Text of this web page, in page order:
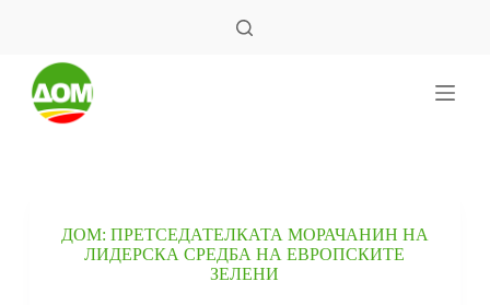
ДОМ: ПРЕТСЕДАТЕЛКАТА МОРАЧАНИН НА
ЛИДЕРСКА СРЕДБА НА ЕВРОПСКИТЕ
ЗЕЛЕНИ